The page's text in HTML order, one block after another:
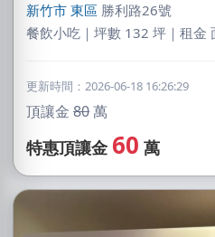
新竹市 東區 勝利路26號
餐飲小吃｜坪數 132 坪｜租金
更新時間：2026-06-18 16:26:29
頂讓金 80萬
特惠頂讓金 60 萬